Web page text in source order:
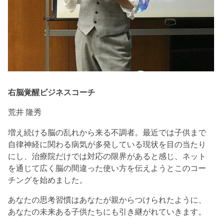
右脳覚醒ビジネスコーチ
荒井 隆秀
増え続ける脳の乱れから来る不調者。最近では子供まで
自律神経に関わる病気が多発している現状を目の当たり
にし、治療院だけでは対応の限界があると感じ、ネット
を通じて広く脳の間違った使い方を伝えようとこのコー
チングを始めました。
あなたの思考習慣はあなたが親からつけられたように、
あなたの未来ある子供たちにも引き継がれていきます。